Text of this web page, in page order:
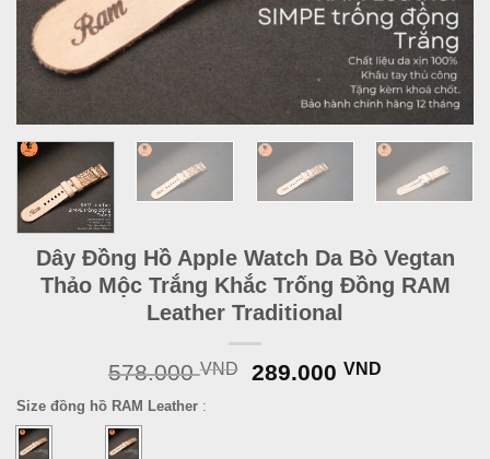
Dây Đồng Hồ Apple Watch Da Bò Vegtan
Thảo Mộc Trắng Khắc Trống Đồng RAM
Leather Traditional
578.000VND
Original
289.000VND
Size đồng hồ RAM Leather :